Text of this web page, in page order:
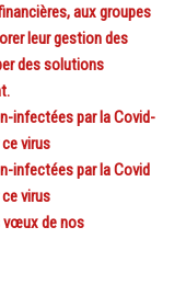
aux groupes
leur gestion des
des solutions
infectées par la Covid-
virus
infectées par la Covid
virus
vœux de nos